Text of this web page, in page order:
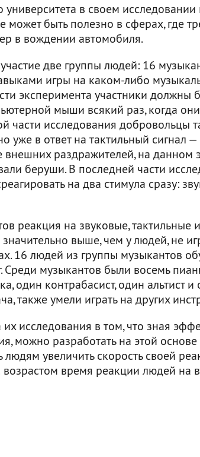
в своем исследовании
быть полезно в сферах, где
в вождении автомобиля.
две группы людей: 16
игры на каком-либо
эксперимента участники должны
мыши всякий раз, когда
части исследования добровольцы
уже в ответ на тактильный сигнал
внешних раздражителей, на данном
беруши. В последней части
на два стимула сразу:
реакция на звуковые, тактильные
выше, чем у людей, не
16 людей из группы музыкантов
музыкантов были восемь
один контрабасист, один альтист и
также умели играть на других
исследования в том, что зная
можно разработать на этой
увеличить скорость своей
возрастом время реакции людей на